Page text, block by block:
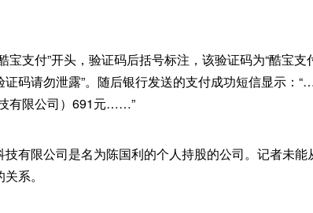
宝支付”开头，验证码后括号标注，该验证码为“酷宝支
证码请勿泄露”。随后银行发送的支付成功短信显示：
有限公司）691元……”
有限公司是名为陈国利的个人持股的公司。记者未能
系。